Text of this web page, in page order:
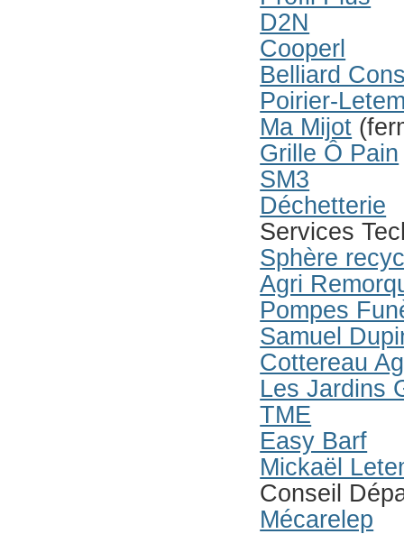
D2N
Cooperl
Belliard
Poirier-
Ma Mijot
Grille Ô Pain
SM3
Déchetterie
Services
Sphère
Agri
Pompes
Samuel
Cottereau
Les Jardins
TME
Easy Barf
Mickaël
Conseil
Mécarelep